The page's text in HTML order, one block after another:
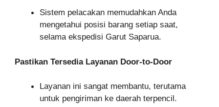
Sistem pelacakan memudahkan Anda
mengetahui posisi barang setiap saat,
selama ekspedisi Garut Saparua.
Pastikan Tersedia Layanan Door-to-Door
Layanan ini sangat membantu, terutama
untuk pengiriman ke daerah terpencil.